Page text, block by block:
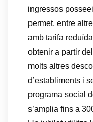
ingressos
permet, entre
amb tarifa
obtenir a partir
molts altres
d’establiments i
programa social
s’amplia fins a